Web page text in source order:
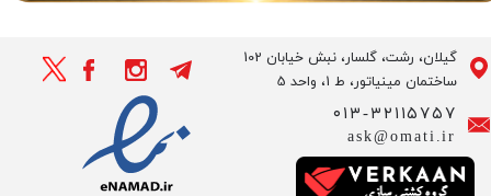
گیلان، رشت، گلسار، نبش خیابان 102
ساختمان مینیاتور، ط 1، واحد 5
ask@omati.ir
۰۱۳-۳۲۱۱۵۷۵۷